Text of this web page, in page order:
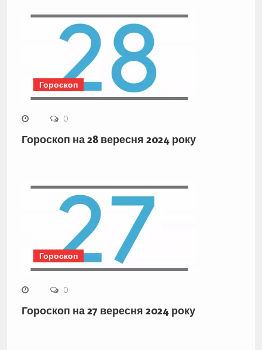
Гороскоп
0
Гороскоп на 28 вересня 2024 року
Гороскоп
0
Гороскоп на 27 вересня 2024 року